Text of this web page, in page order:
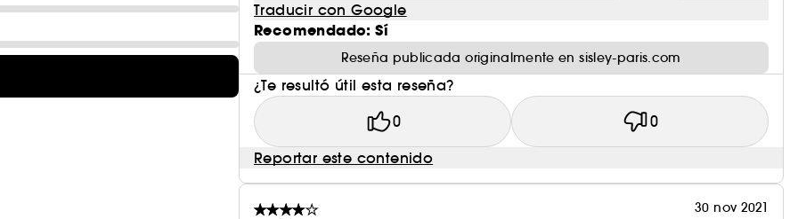
Traducir con Google
Recomendado: Sí
Reseña publicada originalmente en sisley-paris.com
¿Te resultó útil esta reseña?
0 0
Reportar este contenido
30 nov 2021